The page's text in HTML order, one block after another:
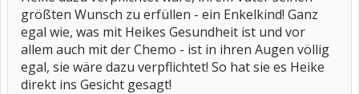
größten Wunsch zu erfüllen - ein Enkelkind! Ganz
egal wie, was mit Heikes Gesundheit ist und vor
allem auch mit der Chemo - ist in ihren Augen völlig
egal, sie wäre dazu verpflichtet! So hat sie es Heike
direkt ins Gesicht gesagt!